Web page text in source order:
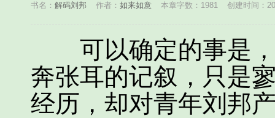
书名： 解码刘邦 作者： 如来如意 本章字数：1981 创建时间：
可以确定的事是，
奔张耳的记叙，只是
经历，却对青年刘邦